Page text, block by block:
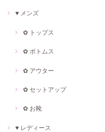
♥ メンズ
✿ トップス
✿ ボトムス
✿ アウター
✿ セットアップ
✿ お靴
♥ レディース